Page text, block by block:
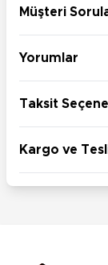
Müşteri
Yorumlar
Taksit
Kargo ve